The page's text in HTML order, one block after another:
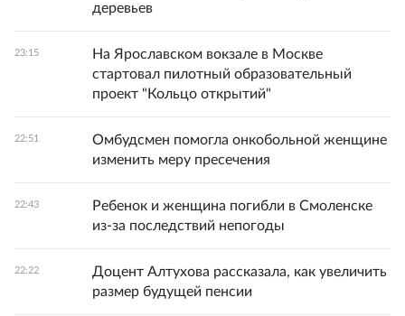
деревьев
23:15
На Ярославском вокзале в Москве
стартовал пилотный образовательный
проект "Кольцо открытий"
22:51
Омбудсмен помогла онкобольной женщине
изменить меру пресечения
22:43
Ребенок и женщина погибли в Смоленске
из-за последствий непогоды
22:22
Доцент Алтухова рассказала, как увеличить
размер будущей пенсии